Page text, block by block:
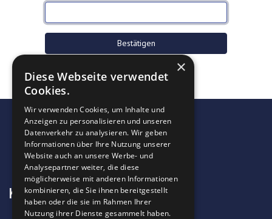
Bestätigen
Kontakt
×
Diese Webseite verwendet
Cookies.
Wir verwenden Cookies, um Inhalte und
Anzeigen zu personalisieren und unseren
Datenverkehr zu analysieren. Wir geben
Informationen über Ihre Nutzung unserer
Website auch an unsere Werbe- und
Analysepartner weiter, die diese
möglicherweise mit anderen Informationen
kombinieren, die Sie ihnen bereitgestellt
haben oder die sie im Rahmen Ihrer
Nutzung ihrer Dienste gesammelt haben.